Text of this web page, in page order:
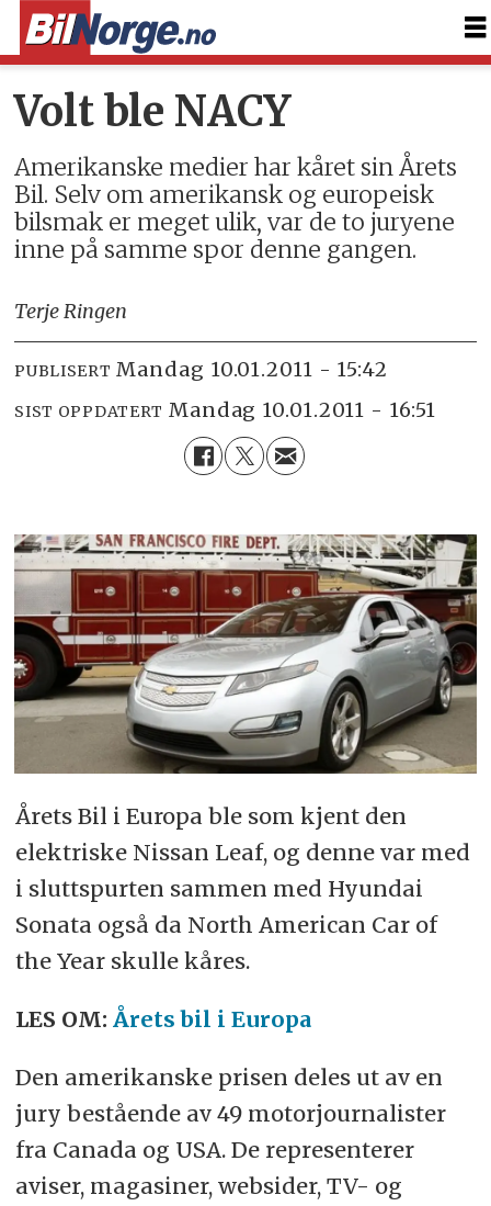
Volt ble NACY
Amerikanske medier har kåret sin Årets
Bil. Selv om amerikansk og europeisk
bilsmak er meget ulik, var de to juryene
inne på samme spor denne gangen.
Terje Ringen
PUBLISERT mandag 10.01.2011 - 15:42
SIST OPPDATERT mandag 10.01.2011 - 16:51
Årets Bil i Europa ble som kjent den
elektriske Nissan Leaf, og denne var med
i sluttspurten sammen med Hyundai
Sonata også da North American Car of
the Year skulle kåres.
LES OM: Årets bil i Europa
Den amerikanske prisen deles ut av en
jury bestående av 49 motorjournalister
fra Canada og USA. De representerer
aviser, magasiner, websider, TV- og